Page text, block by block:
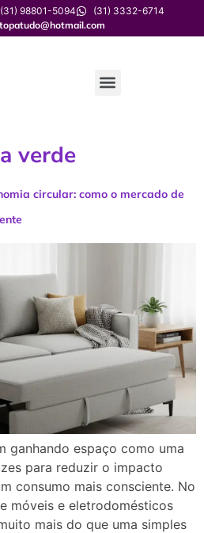
(31) 98801-5094
(31) 3332-6714
verde
circular: como o mercado de
ganhando espaço como uma
para reduzir o impacto
consumo mais consciente. No
móveis e eletrodomésticos
mais do que uma simples